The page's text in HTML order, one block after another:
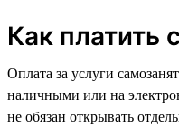
Как платить
Оплата за услуги
наличными или на
не обязан открывать